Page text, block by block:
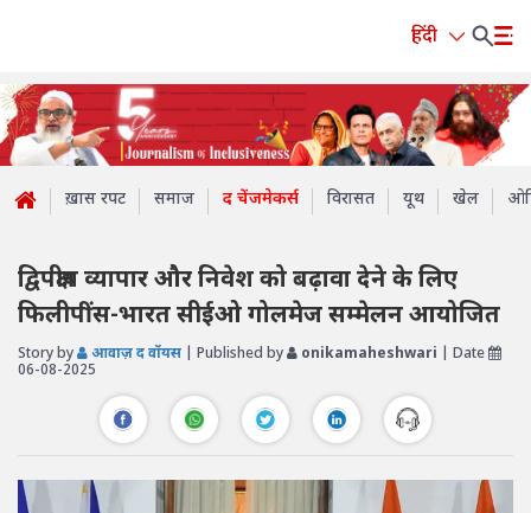
हिंदी
ख़ास रपट समाज द चेंजमेकर्स विरासत यूथ खेल
द्विपक्षीय व्यापार और निवेश को बढ़ावा देने के लिए
फिलीपींस-भारत सीईओ गोलमेज सम्मेलन आयोजित
Story by आवाज़ द वॉयस | Published by onikamaheshwari | Date
06-08-2025